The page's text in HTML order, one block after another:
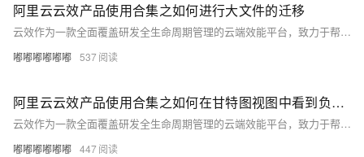
阿里云云效产品使用合集之如何进行大文件的迁移
云效作为一款全面覆盖研发全生命周期管理的云端效能平台，致力于帮助企业实现高效协同、敏捷研发和持续交付。本合集收集整理了用户在使用云效过程中遇到的常见问题，问题涉及项目创建与管理、需求规划与迭代、代码托管与版本控制、自动化测试、持续集成与发布等方面。
嘟嘟嘟嘟嘟嘟 537
阿里云云效产品使用合集之如何在甘特图视图中看到负责人信息
云效作为一款全面覆盖研发全生命周期管理的云端效能平台，致力于帮助企业实现高效协同、敏捷研发和持续交付。本合集收集整理了用户在使用云效过程中遇到的常见问题，问题涉及项目创建与管理、需求规划与迭代、代码托管与版本控制、自动化测试、持续集成与发布等方面。
嘟嘟嘟嘟嘟嘟 447